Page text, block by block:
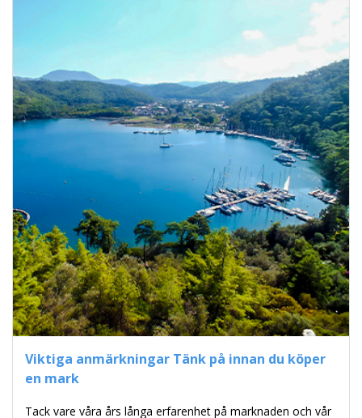
Viktiga anmärkningar Tänk på innan du köper
en mark
Tack vare våra års långa erfarenhet på marknaden och vår